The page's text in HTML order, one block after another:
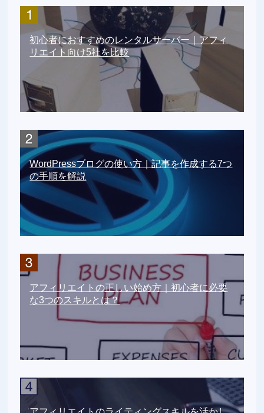
初心者におすすめのレンタルサーバー｜アフィ
リエイト向け5社を比較
WordPressブログの使い方｜記事を作成する7つ
の手順を解説
アフィリエイトの正しい始め方｜初心者に必要
な3つのスキルとは？